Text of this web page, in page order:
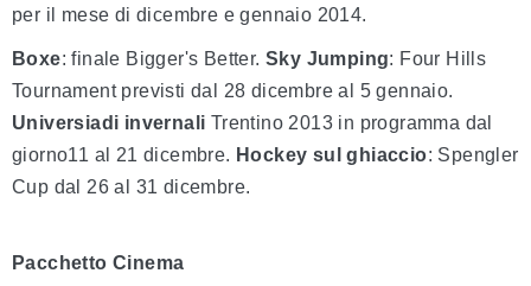
per il mese di dicembre e gennaio 2014.
Boxe: finale Bigger's Better.Sky Jumping: Four Hills
Tournament previsti dal 28 dicembre al 5 gennaio.
Universiadi invernali Trentino 2013 in programma dal
giorno11 al 21 dicembre. Hockey sul ghiaccio: Spengler
Cup dal 26 al 31 dicembre.
Pacchetto Cinema